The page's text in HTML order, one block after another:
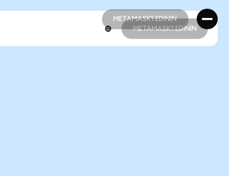
METAMASK'I EDİNİN
METAMASK'I EDİNİN
METAMASK'I EDİNİN